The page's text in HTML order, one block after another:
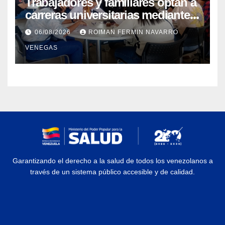
carreras universitarias mediante
convenio entre MinSalud y la
UCV
06/08/2026 ROIMAN FERMIN NAVARRO
VENEGAS
Garantizando el derecho a la salud de todos los venezolanos a
través de un sistema público accesible y de calidad.